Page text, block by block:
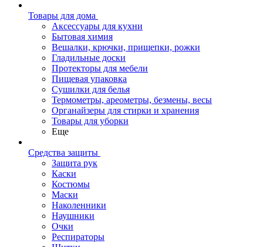
Товары для дома
Аксессуары для кухни
Бытовая химия
Вешалки, крючки, прищепки, рожки
Гладильные доски
Протекторы для мебели
Пищевая упаковка
Сушилки для белья
Термометры, ареометры, безмены, весы
Органайзеры для стирки и хранения
Товары для уборки
Еще
Средства защиты
Защита рук
Каски
Костюмы
Маски
Наколенники
Наушники
Очки
Респираторы